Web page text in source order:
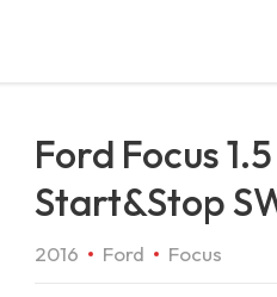
Ford Focus
Start&Stop
2016 Ford Focus